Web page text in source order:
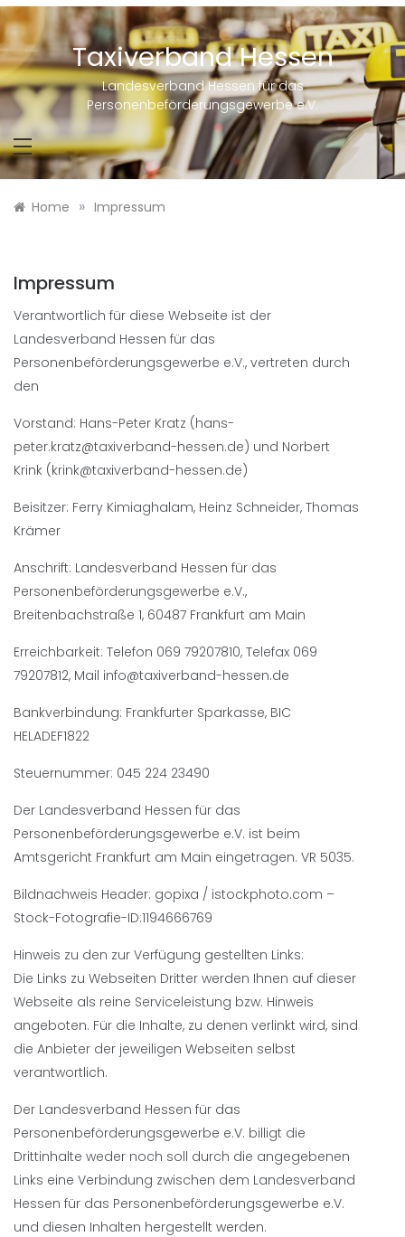
Skip
to
content
Taxiverband Hessen
Landesverband Hessen für das
Personenbeförderungsgewerbe e.V.
Home » Impressum
Impressum
Verantwortlich für diese Webseite ist der
Landesverband Hessen für das
Personenbeförderungsgewerbe e.V., vertreten durch
den
Vorstand: Hans-Peter Kratz (hans-
peter.kratz@taxiverband-hessen.de) und Norbert
Krink (krink@taxiverband-hessen.de)
Beisitzer: Ferry Kimiaghalam, Heinz Schneider, Thomas
Krämer
Anschrift: Landesverband Hessen für das
Personenbeförderungsgewerbe e.V.,
Breitenbachstraße 1, 60487 Frankfurt am Main
Erreichbarkeit: Telefon 069 79207810, Telefax 069
79207812, Mail info@taxiverband-hessen.de
Bankverbindung: Frankfurter Sparkasse, BIC
HELADEF1822
Steuernummer: 045 224 23490
Der Landesverband Hessen für das
Personenbeförderungsgewerbe e.V. ist beim
Amtsgericht Frankfurt am Main eingetragen. VR 5035.
Bildnachweis Header: gopixa / istockphoto.com –
Stock-Fotografie-ID:1194666769
Hinweis zu den zur Verfügung gestellten Links:
Die Links zu Webseiten Dritter werden Ihnen auf dieser
Webseite als reine Serviceleistung bzw. Hinweis
angeboten. Für die Inhalte, zu denen verlinkt wird, sind
die Anbieter der jeweiligen Webseiten selbst
verantwortlich.
Der Landesverband Hessen für das
Personenbeförderungsgewerbe e.V. billigt die
Drittinhalte weder noch soll durch die angegebenen
Links eine Verbindung zwischen dem Landesverband
Hessen für das Personenbeförderungsgewerbe e.V.
und diesen Inhalten hergestellt werden.